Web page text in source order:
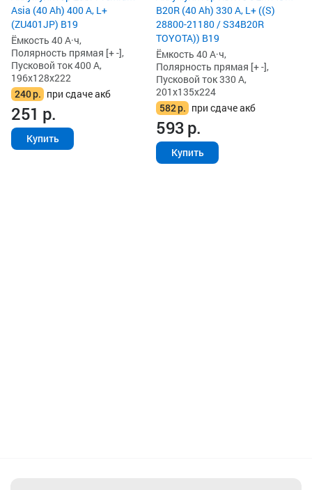
Asia (40 Ah) 400 А, L+
(ZU401JP) B19
Ёмкость 40 А·ч,
Полярность прямая [+ -],
Пусковой ток 400 А,
196x128x222
240р. при сдаче акб
251 р.
Купить
B20R (40 Ah) 330 А, L+ ((S)
28800-21180 / S34B20R
TOYOTA)) B19
Ёмкость 40 А·ч,
Полярность прямая [+ -],
Пусковой ток 330 А,
201x135x224
582р. при сдаче акб
593р.
Купить